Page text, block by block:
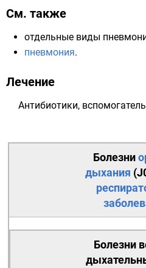
См. также
отдельные виды
пневмония.
Лечение
Антибиотики,
Болезни
дыхания (
Болезни